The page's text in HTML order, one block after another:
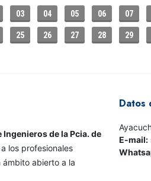
03 04 05 06 07
25 26 27 28 29
Ingenieros de la Pcia. de
los profesionales
abierto a la
Datos
E-mail: